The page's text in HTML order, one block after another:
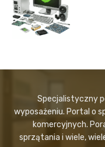
Specjalistyczny
wyposażeniu. Portal o
komercyjnych.
sprzątania i wiele,